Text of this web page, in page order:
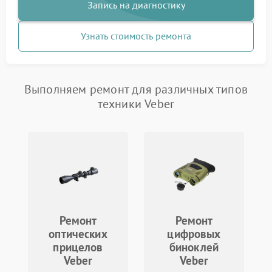
Запись на диагностику
Узнать стоимость ремонта
Выполняем ремонт для различных типов
техники Veber
Ремонт
оптических
прицелов
Veber
Ремонт
цифровых
биноклей
Veber